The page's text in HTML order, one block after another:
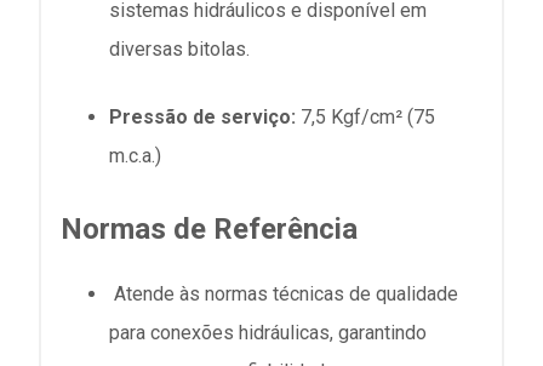
sistemas hidráulicos e disponível em
diversas bitolas.
Pressão de serviço: 7,5 Kgf/cm² (75
m.c.a.)
Normas de Referência
Atende às normas técnicas de qualidade
para conexões hidráulicas, garantindo